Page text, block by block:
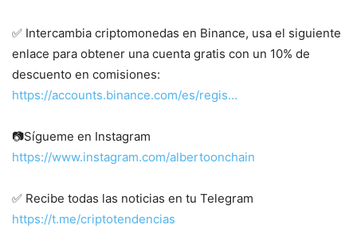
✅ Intercambia criptomonedas en Binance, usa el siguiente
enlace para obtener una cuenta gratis con un 10% de
descuento en comisiones:
https://accounts.binance.com/es/regis…
📷Sígueme en Instagram
https://www.instagram.com/albertoonchain
✅ Recibe todas las noticias en tu Telegram
https://t.me/criptotendencias